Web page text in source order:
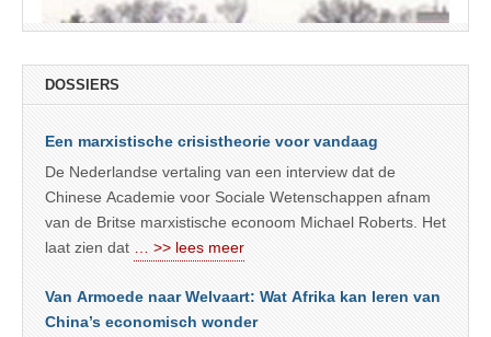
DOSSIERS
Een marxistische crisistheorie voor vandaag
De Nederlandse vertaling van een interview dat de
Chinese Academie voor Sociale Wetenschappen afnam
van de Britse marxistische econoom Michael Roberts. Het
laat zien dat
… >> lees meer
Van Armoede naar Welvaart: Wat Afrika kan leren van
China’s economisch wonder